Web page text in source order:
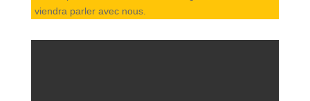
viendra parler avec nous.